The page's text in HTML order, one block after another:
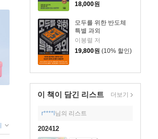
18,000원
모두를 위한 반도체
특별 과외
이봉렬 저
19,800원 (10% 할인)
이 책이 담긴 리스트 더보기
r****l 님의 리스트
202412